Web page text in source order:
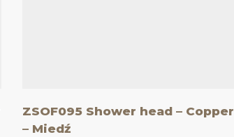
ZSOF095 Shower head – Copper
– Miedź